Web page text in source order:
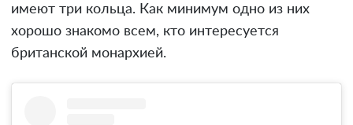
имеют три кольца. Как минимум одно из них
хорошо знакомо всем, кто интересуется
британской монархией.